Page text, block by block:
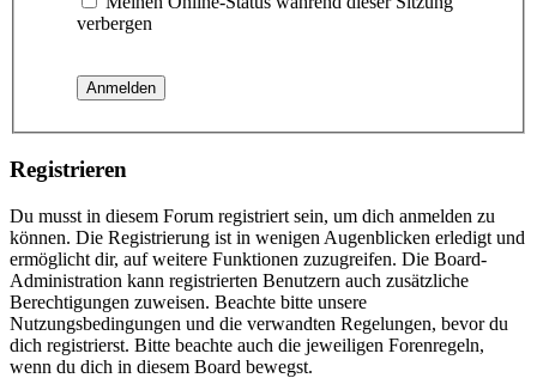
verbergen
Registrieren
Du musst in diesem Forum registriert sein, um dich anmelden zu
können. Die Registrierung ist in wenigen Augenblicken erledigt und
ermöglicht dir, auf weitere Funktionen zuzugreifen. Die Board-
Administration kann registrierten Benutzern auch zusätzliche
Berechtigungen zuweisen. Beachte bitte unsere
Nutzungsbedingungen und die verwandten Regelungen, bevor du
dich registrierst. Bitte beachte auch die jeweiligen Forenregeln,
wenn du dich in diesem Board bewegst.